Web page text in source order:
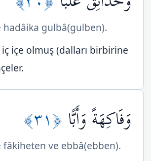
hadâika gulbâ(gulben).
iç içe olmuş (dalları birbirine
وَفَاكِهَةً وَأَبًّا ﴿٣١﴾
fâkiheten ve ebbâ(ebben).